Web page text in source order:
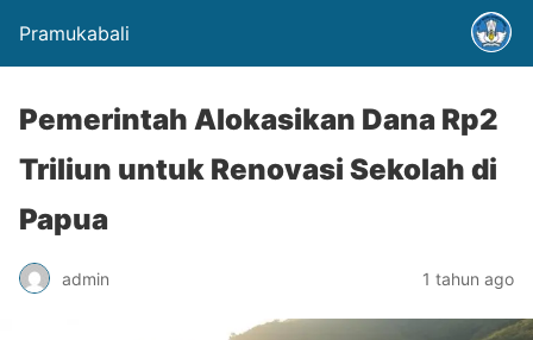
Pramukabali
Pemerintah Alokasikan Dana Rp2
Triliun untuk Renovasi Sekolah di
Papua
admin 1 tahun ago